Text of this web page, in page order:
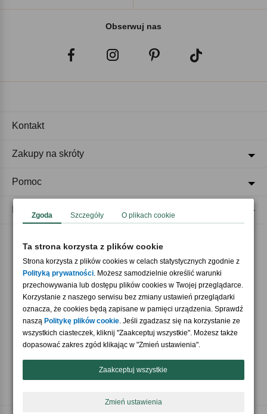
Obserwuj nas
Akceptujemy płatności
Nasi partnerzy
Kontakt
Zakupy na skróty
Pomoc
Zgoda Szczegóły O plikach cookie
Ta strona korzysta z plików cookie
Strona korzysta z plików cookies w celach statystycznych zgodnie z
Polityką prywatności. Możesz samodzielnie określić warunki
przechowywania lub dostępu plików cookies w Twojej przeglądarce.
Korzystanie z naszego serwisu bez zmiany ustawień przeglądarki
oznacza, że cookies będą zapisane w pamięci urządzenia. Sprawdź
naszą Politykę plików cookie. Jeśli zgadzasz się na korzystanie ze
wszystkich ciasteczek, kliknij "Zaakceptuj wszystkie". Możesz także
dopasować zakres zgód klikając w "Zmień ustawienia".
Zaakceptuj wszystkie
Zmień ustawienia